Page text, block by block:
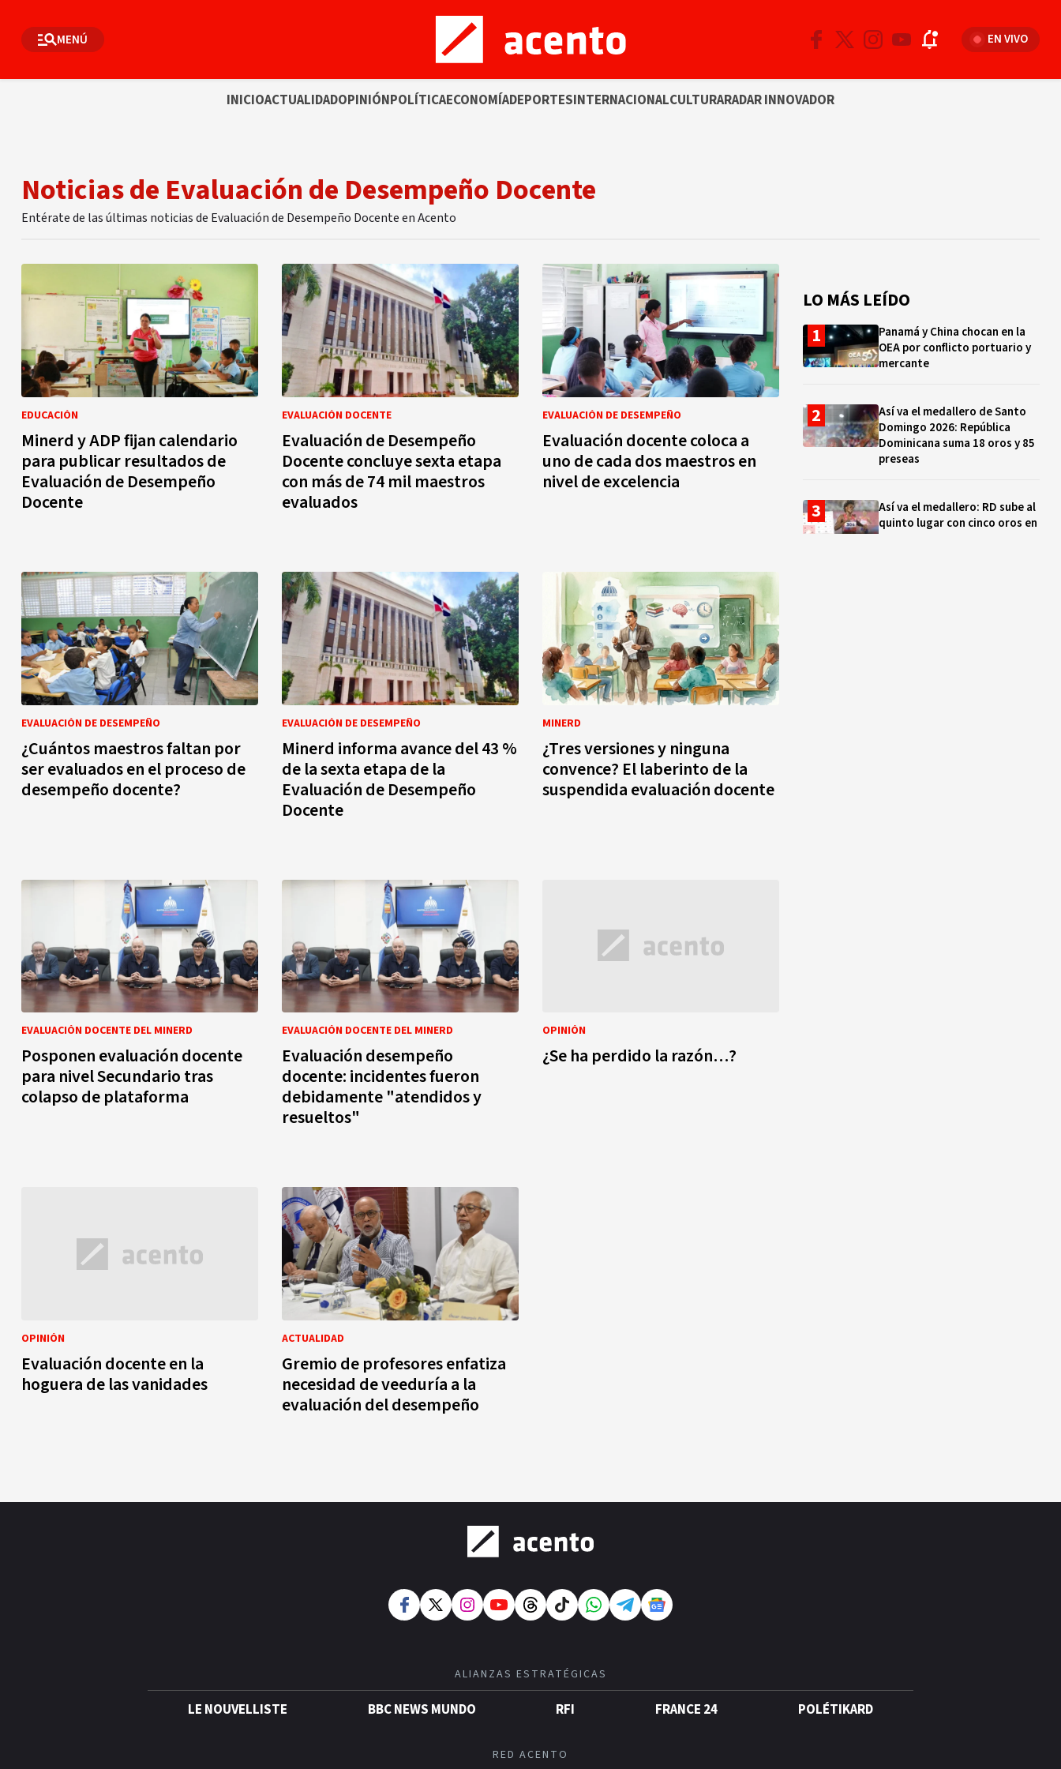
MENÚ EN VIVO
INICIOACTUALIDADOPINIÓNPOLÍTICAECONOMÍADEPORTESINTERNACIONALCULTURARADAR INNOVADOR
Noticias de Evaluación de Desempeño Docente
Entérate de las últimas noticias de Evaluación de Desempeño Docente en Acento
EDUCACIÓN
Minerd y ADP fijan calendario
para publicar resultados de
Evaluación de Desempeño
Docente
EVALUACIÓN DOCENTE
Evaluación de Desempeño
Docente concluye sexta etapa
con más de 74 mil maestros
evaluados
EVALUACIÓN DE DESEMPEÑO
Evaluación docente coloca a
uno de cada dos maestros en
nivel de excelencia
EVALUACIÓN DE DESEMPEÑO
¿Cuántos maestros faltan por
ser evaluados en el proceso de
desempeño docente?
EVALUACIÓN DE DESEMPEÑO
Minerd informa avance del 43 %
de la sexta etapa de la
Evaluación de Desempeño
Docente
MINERD
¿Tres versiones y ninguna
convence? El laberinto de la
suspendida evaluación docente
EVALUACIÓN DOCENTE DEL MINERD
Posponen evaluación docente
para nivel Secundario tras
colapso de plataforma
EVALUACIÓN DOCENTE DEL MINERD
Evaluación desempeño
docente: incidentes fueron
debidamente "atendidos y
resueltos"
OPINIÓN
¿Se ha perdido la razón…?
OPINIÓN
Evaluación docente en la
hoguera de las vanidades
ACTUALIDAD
Gremio de profesores enfatiza
necesidad de veeduría a la
evaluación del desempeño
LO MÁS LEÍDO
Panamá y China chocan en la
OEA por conflicto portuario y
mercante
Así va el medallero de Santo
Domingo 2026: República
Dominicana suma 18 oros y 85
preseas
Así va el medallero: RD sube al
quinto lugar con cinco oros en
ALIANZAS ESTRATÉGICAS
LE NOUVELLISTE BBC NEWS MUNDO RFI FRANCE 24 POLÉTIKARD
RED ACENTO